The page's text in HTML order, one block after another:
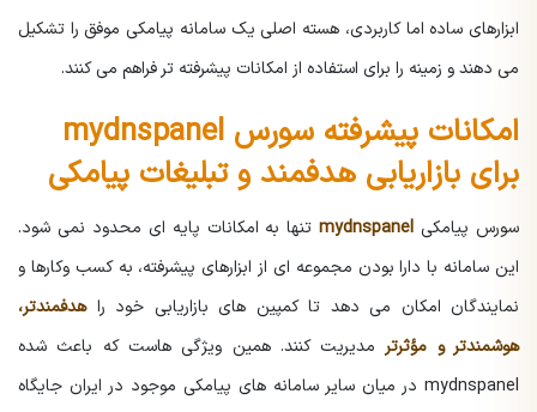
ابزارهای ساده اما کاربردی، هسته اصلی یک سامانه پیامکی موفق را تشکیل
می دهند و زمینه را برای استفاده از امکانات پیشرفته تر فراهم می کنند.
امکانات پیشرفته سورس mydnspanel
برای بازاریابی هدفمند و تبلیغات پیامکی
سورس پیامکی mydnspanelتنها به امکانات پایه ای محدود نمی شود.
این سامانه با دارا بودن مجموعه ای از ابزارهای پیشرفته، به کسب وکارها و
نمایندگان امکان می دهد تا کمپین های بازاریابی خود راهدفمندتر،
هوشمندتر و مؤثرتر مدیریت کنند. همین ویژگی هاست که باعث شده
mydnspanel در میان سایر سامانه های پیامکی موجود در ایران جایگاه